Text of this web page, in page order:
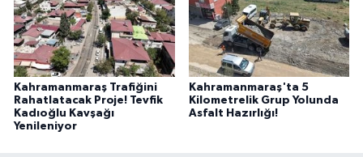
Kahramanmaraş Trafiğini
Rahatlatacak Proje! Tevfik
Kadıoğlu Kavşağı
Yenileniyor
Kahramanmaraş'ta 5
Kilometrelik Grup Yolunda
Asfalt Hazırlığı!